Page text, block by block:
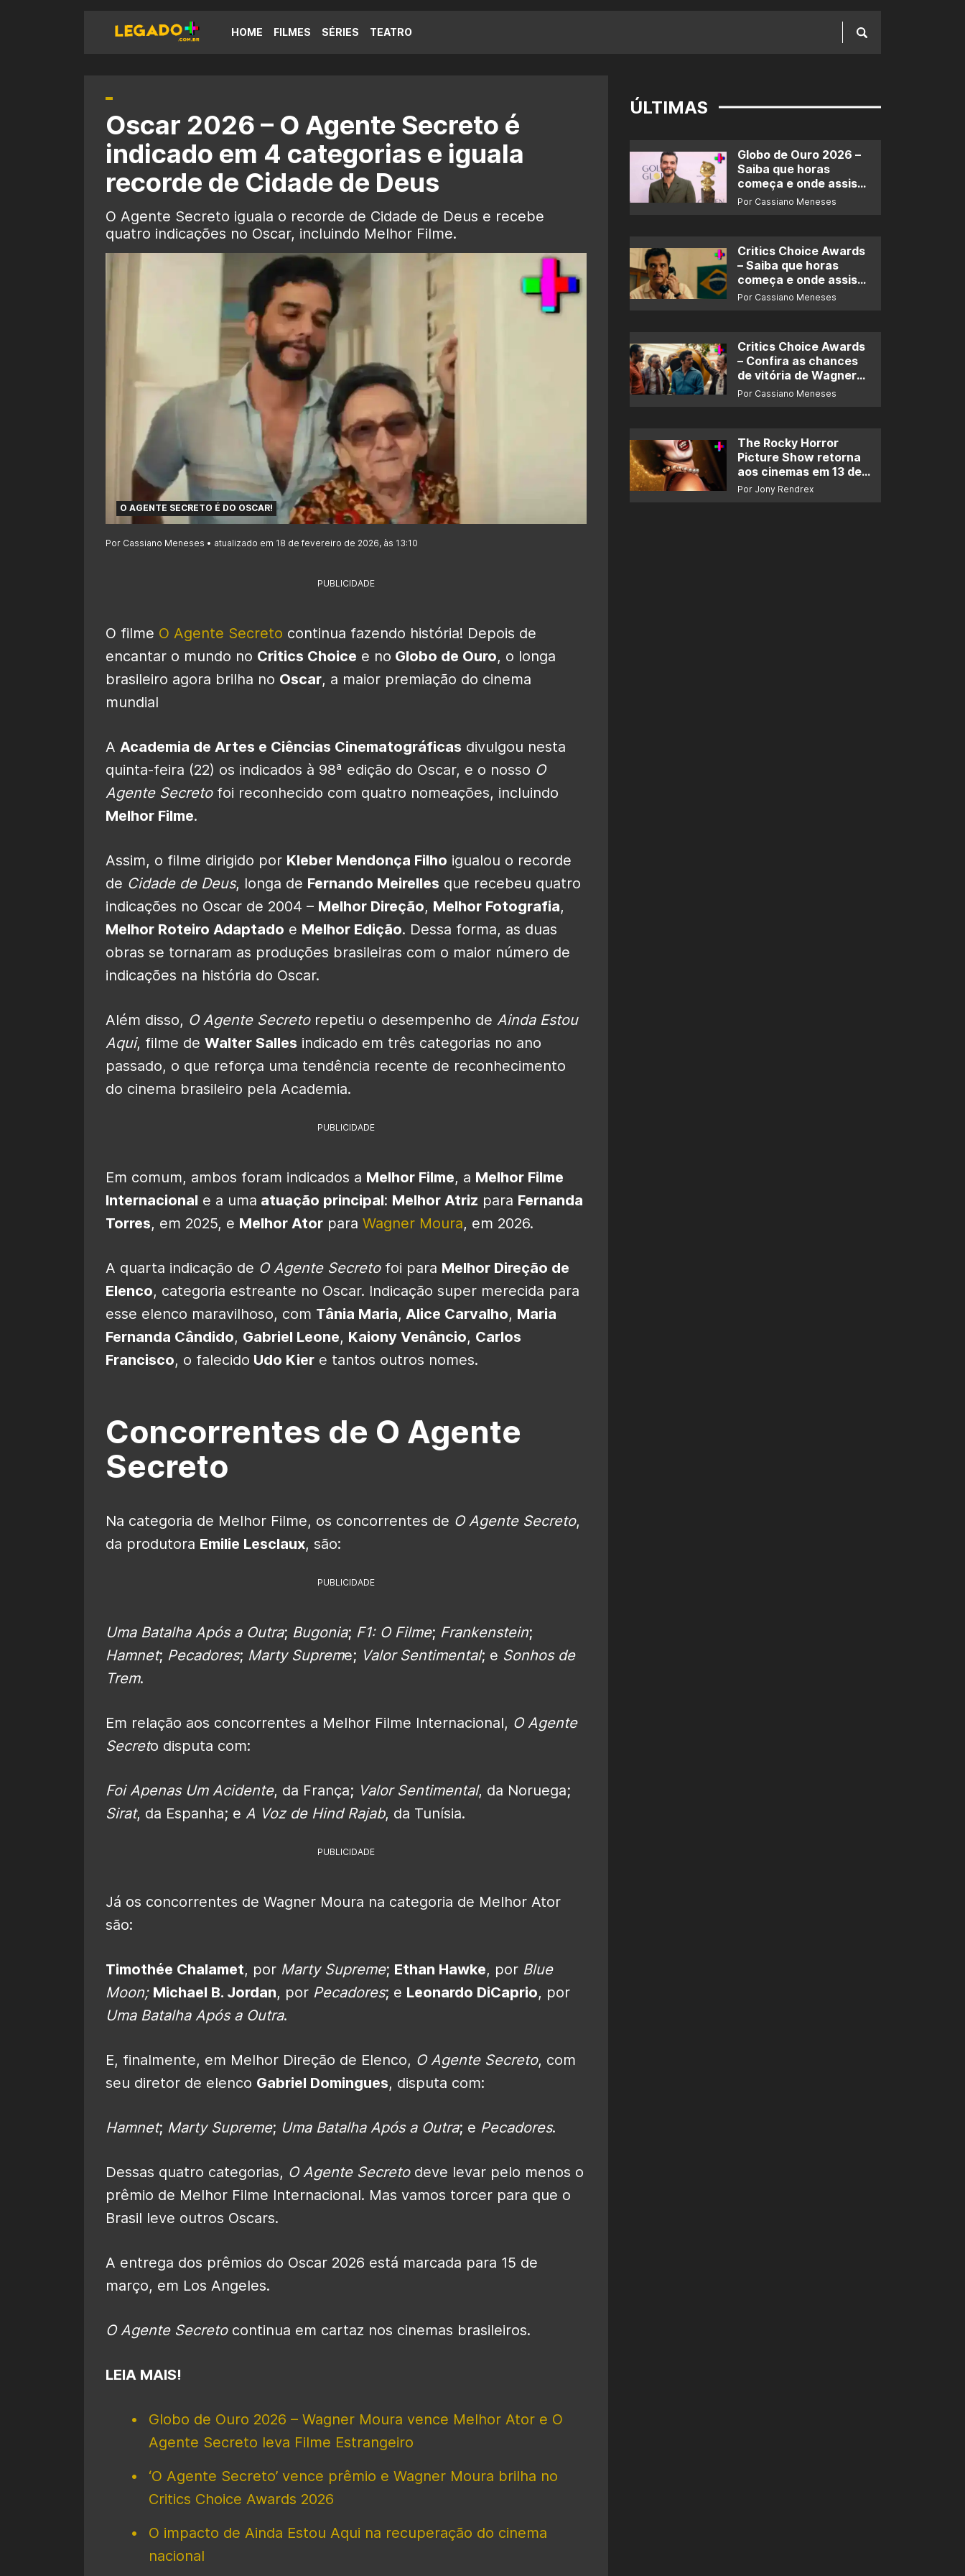
HOME FILMES SÉRIES TEATRO
Oscar 2026 – O Agente Secreto é
indicado em 4 categorias e iguala
recorde de Cidade de Deus
O Agente Secreto iguala o recorde de Cidade de Deus e recebe
quatro indicações no Oscar, incluindo Melhor Filme.
O AGENTE SECRETO É DO OSCAR!
Por Cassiano Meneses • atualizado em 18 de fevereiro de 2026, às 13:10
PUBLICIDADE
O filme O Agente Secreto continua fazendo história! Depois de
encantar o mundo no Critics Choice e no Globo de Ouro, o longa
brasileiro agora brilha no Oscar, a maior premiação do cinema
mundial
A Academia de Artes e Ciências Cinematográficas divulgou nesta
quinta-feira (22) os indicados à 98ª edição do Oscar, e o nosso O
Agente Secretofoi reconhecido com quatro nomeações, incluindo
Melhor Filme.
Assim, o filme dirigido por Kleber Mendonça Filho igualou o recorde
de Cidade de Deus, longa de Fernando Meirelles que recebeu quatro
indicações no Oscar de 2004 – Melhor Direção, Melhor Fotografia,
Melhor Roteiro Adaptado e Melhor Edição. Dessa forma, as duas
obras se tornaram as produções brasileiras com o maior número de
indicações na história do Oscar.
Além disso, O Agente Secretorepetiu o desempenho de Ainda Estou
Aqui, filme de Walter Salles indicado em três categorias no ano
passado, o que reforça uma tendência recente de reconhecimento
do cinema brasileiro pela Academia.
PUBLICIDADE
Em comum, ambos foram indicados a Melhor Filme, a Melhor Filme
Internacional e a uma atuação principal: Melhor Atriz para Fernanda
Torres, em 2025, e Melhor Ator para Wagner Moura, em 2026.
A quarta indicação de O Agente Secretofoi para Melhor Direção de
Elenco, categoria estreante no Oscar. Indicação super merecida para
esse elenco maravilhoso, com Tânia Maria, Alice Carvalho, Maria
Fernanda Cândido, Gabriel Leone, Kaiony Venâncio, Carlos
Francisco, o falecido Udo Kier e tantos outros nomes.
Concorrentes de O Agente
Secreto
Na categoria de Melhor Filme, os concorrentes de O Agente Secreto,
da produtora Emilie Lesclaux, são:
PUBLICIDADE
Uma Batalha Após a Outra; Bugonia; F1: O Filme; Frankenstein;
Hamnet; Pecadores; Marty Supreme; Valor Sentimental; e Sonhos de
Trem.
Em relação aos concorrentes a Melhor Filme Internacional, O Agente
Secreto disputa com:
Foi Apenas Um Acidente, da França; Valor Sentimental, da Noruega;
Sirat, da Espanha; e A Voz de Hind Rajab, da Tunísia.
PUBLICIDADE
Já os concorrentes de Wagner Moura na categoria de Melhor Ator
são:
Timothée Chalamet, por Marty Supreme; Ethan Hawke, por Blue
Moon; Michael B. Jordan, por Pecadores; e Leonardo DiCaprio, por
Uma Batalha Após a Outra.
E, finalmente, em Melhor Direção de Elenco, O Agente Secreto, com
seu diretor de elenco Gabriel Domingues, disputa com:
Hamnet; Marty Supreme; Uma Batalha Após a Outra; e Pecadores.
Dessas quatro categorias, O Agente Secretodeve levar pelo menos o
prêmio de Melhor Filme Internacional. Mas vamos torcer para que o
Brasil leve outros Oscars.
A entrega dos prêmios do Oscar 2026 está marcada para 15 de
março, em Los Angeles.
O Agente Secretocontinua em cartaz nos cinemas brasileiros.
LEIA MAIS!
Globo de Ouro 2026 – Wagner Moura vence Melhor Ator e O
Agente Secreto leva Filme Estrangeiro
‘O Agente Secreto’ vence prêmio e Wagner Moura brilha no
Critics Choice Awards 2026
O impacto de Ainda Estou Aqui na recuperação do cinema
nacional
ÚLTIMAS
Globo de Ouro 2026 –
Saiba que horas
começa e onde assistir
ao prêmio
Por Cassiano Meneses
Critics Choice Awards
– Saiba que horas
começa e onde assistir
ao prêmio
Por Cassiano Meneses
Critics Choice Awards
– Confira as chances
de vitória de Wagner
Moura e de ‘O Agente
Por Cassiano Meneses
The Rocky Horror
Picture Show retorna
aos cinemas em 13 de
novembro
Por Jony Rendrex